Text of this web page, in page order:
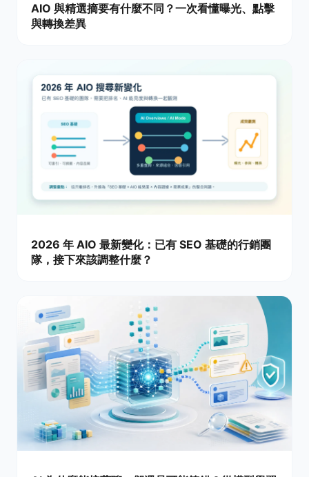
AIO 與精選摘要有什麼不同？一次看懂曝光、點擊
與轉換差異
2026 年 AIO 最新變化：已有 SEO 基礎的行銷團
隊，接下來該調整什麼？